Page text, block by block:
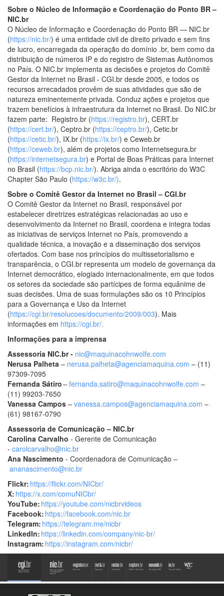
Sobre o Núcleo de Informação e Coordenação do Ponto BR –
NIC.br
O Núcleo de Informação e Coordenação do Ponto BR — NIC.br
(https://nic.br/) é uma entidade civil de direito privado e sem fins
de lucro, encarregada da operação do domínio .br, bem como da
distribuição de números IP e do registro de Sistemas Autônomos
no País. O NIC.br implementa as decisões e projetos do Comitê
Gestor da Internet no Brasil - CGI.br desde 2005, e todos os
recursos arrecadados provêm de suas atividades que são de
natureza eminentemente privada. Conduz ações e projetos que
trazem benefícios à infraestrutura da Internet no Brasil. Do NIC.br
fazem parte: Registro.br (https://registro.br), CERT.br
(https://cert.br/), Ceptro.br (https://ceptro.br/), Cetic.br
(https://cetic.br/), IX.br (https://ix.br/) e Ceweb.br
(https://ceweb.br), além de projetos como Internetsegura.br
(https://internetsegura.br) e Portal de Boas Práticas para Internet
no Brasil (https://bcp.nic.br/). Abriga ainda o escritório do W3C
Chapter São Paulo (https://w3c.br/).
Sobre o Comitê Gestor da Internet no Brasil – CGI.br
O Comitê Gestor da Internet no Brasil, responsável por
estabelecer diretrizes estratégicas relacionadas ao uso e
desenvolvimento da Internet no Brasil, coordena e integra todas
as iniciativas de serviços Internet no País, promovendo a
qualidade técnica, a inovação e a disseminação dos serviços
ofertados. Com base nos princípios do multissetorialismo e
transparência, o CGI.br representa um modelo de governança da
Internet democrático, elogiado internacionalmente, em que todos
os setores da sociedade são partícipes de forma equânime de
suas decisões. Uma de suas formulações são os 10 Princípios
para a Governança e Uso da Internet
(https://cgi.br/resolucoes/documento/2009/003). Mais
informações em https://cgi.br/.
Informações para a imprensa
Assessoria NIC.br - nic@maquinacohnwolfe.com
Nerusa Palheta – nerusa.palheta@agenciamaquina.com – (11)
97309-7095
Fernanda Sátiro– fernanda.satiro@maquinacohnwolfe.com –
(11) 99203-7650
Vanessa Campos – vanessa.campos@agenciamaquina.com –
(61) 98167-0790
Assessoria de Comunicação – NIC.br
Carolina Carvalho - Gerente de Comunicação
- carolcarvalho@nic.br
Ana Nascimento - Coordenadora de Comunicação –
ananascimento@nic.br
Flickr: https://flickr.com/NICbr/
X: https://x.com/comuNICbr/
YouTube: https://youtube.com/nicbrvideos
Facebook: https://facebook.com/nic.br
Telegram: https://telegram.me/nicbr
LinkedIn: https://linkedin.com/company/nic-br/
Instagram: https://instagram.com/nicbr/